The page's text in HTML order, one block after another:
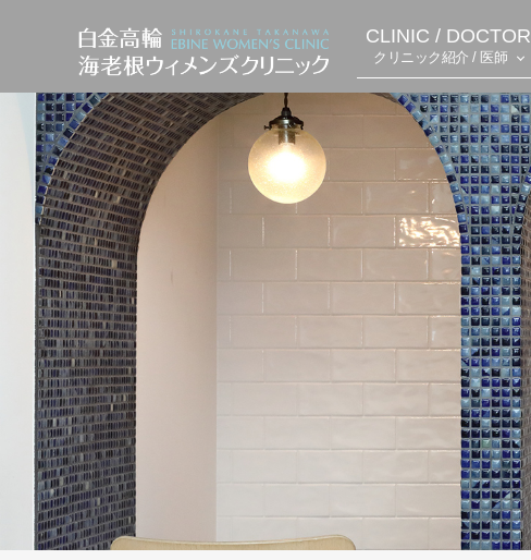
CLINIC / DOCTOR
クリニック紹介 / 医師